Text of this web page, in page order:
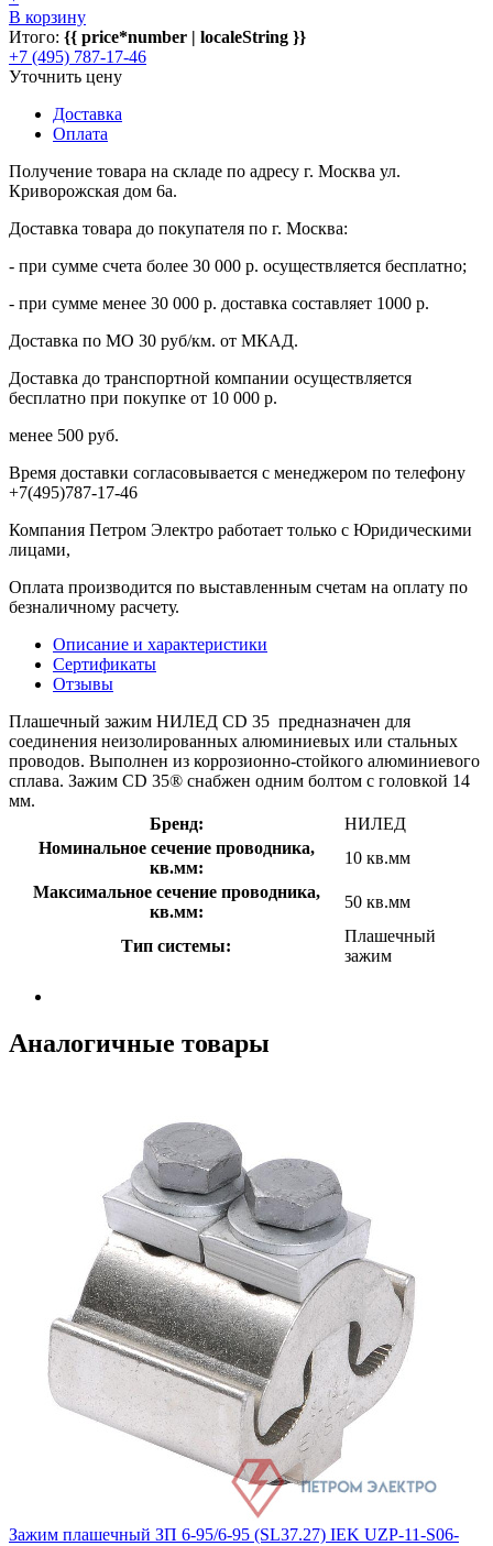
В корзину
Итого: {{ price*number | localeString }}
+7 (495) 787-17-46
Уточнить цену
Доставка
Оплата
Получение товара на складе по адресу г. Москва ул.
Криворожская дом 6а.
Доставка товара до покупателя по г. Москва:
- при сумме счета более 30 000 р. осуществляется бесплатно;
- при сумме менее 30 000 р. доставка составляет 1000 р.
Доставка по МО 30 руб/км. от МКАД.
Доставка до транспортной компании осуществляется
бесплатно при покупке от 10 000 р.
менее 500 руб.
Время доставки согласовывается с менеджером по телефону
+7(495)787-17-46
Компания Петром Электро работает только с Юридическими
лицами,
Оплата производится по выставленным счетам на оплату по
безналичному расчету.
Описание и характеристики
Сертификаты
Отзывы
Плашечный зажим НИЛЕД CD 35 предназначен для
соединения неизолированных алюминиевых или стальных
проводов. Выполнен из коррозионно-стойкого алюминиевого
сплава. Зажим CD 35® снабжен одним болтом с головкой 14
мм.
Бренд:
НИЛЕД
Номинальное сечение проводника,
кв.мм:
10 кв.мм
Максимальное сечение проводника,
кв.мм:
50 кв.мм
Тип системы:
Плашечный
зажим
Аналогичные товары
Зажим плашечный ЗП 6-95/6-95 (SL37.27) IEK UZP-11-S06-